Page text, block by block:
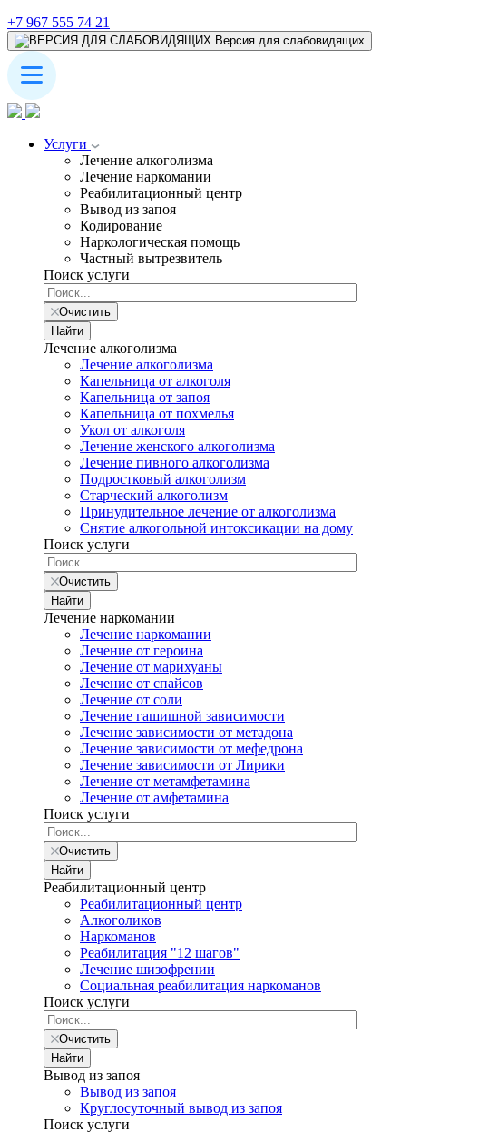
+7 967 555 74 21
Версия для слабовидящих
Услуги
Лечение алкоголизма
Лечение наркомании
Реабилитационный центр
Вывод из запоя
Кодирование
Наркологическая помощь
Частный вытрезвитель
Поиск услуги
Очистить
Найти
Лечение алкоголизма
Лечение алкоголизма
Капельница от алкоголя
Капельница от запоя
Капельница от похмелья
Укол от алкоголя
Лечение женского алкоголизма
Лечение пивного алкоголизма
Подростковый алкоголизм
Старческий алкоголизм
Принудительное лечение от алкоголизма
Снятие алкогольной интоксикации на дому
Поиск услуги
Очистить
Найти
Лечение наркомании
Лечение наркомании
Лечение от героина
Лечение от марихуаны
Лечение от спайсов
Лечение от соли
Лечение гашишной зависимости
Лечение зависимости от метадона
Лечение зависимости от мефедрона
Лечение зависимости от Лирики
Лечение от метамфетамина
Лечение от амфетамина
Поиск услуги
Очистить
Найти
Реабилитационный центр
Реабилитационный центр
Алкоголиков
Наркоманов
Реабилитация "12 шагов"
Лечение шизофрении
Социальная реабилитация наркоманов
Поиск услуги
Очистить
Найти
Вывод из запоя
Вывод из запоя
Круглосуточный вывод из запоя
Поиск услуги